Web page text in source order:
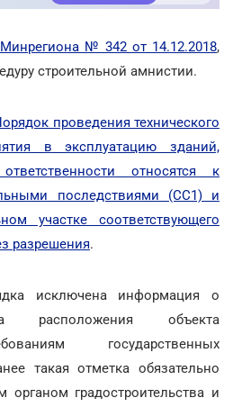
№ 342 от 14.12.2018,
строительной амнистии.
проведения технического
в эксплуатацию зданий,
относятся к
последствиями (СС1) и
участке соответствующего
разрешения.
исключена информация о
расположения объекта
государственных
такая отметка обязательно
органом градостроительства и